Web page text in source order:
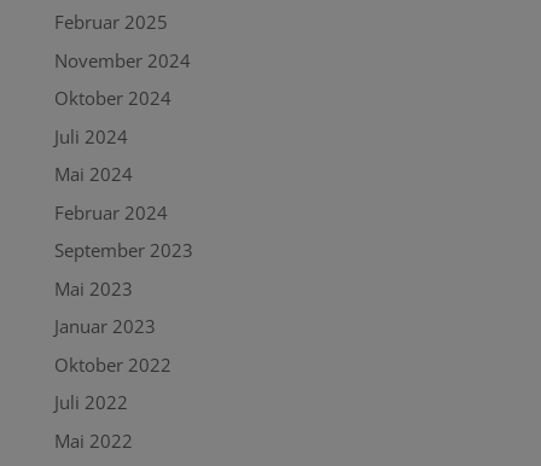
Februar 2025
November 2024
Oktober 2024
Juli 2024
Mai 2024
Februar 2024
September 2023
Mai 2023
Januar 2023
Oktober 2022
Juli 2022
Mai 2022